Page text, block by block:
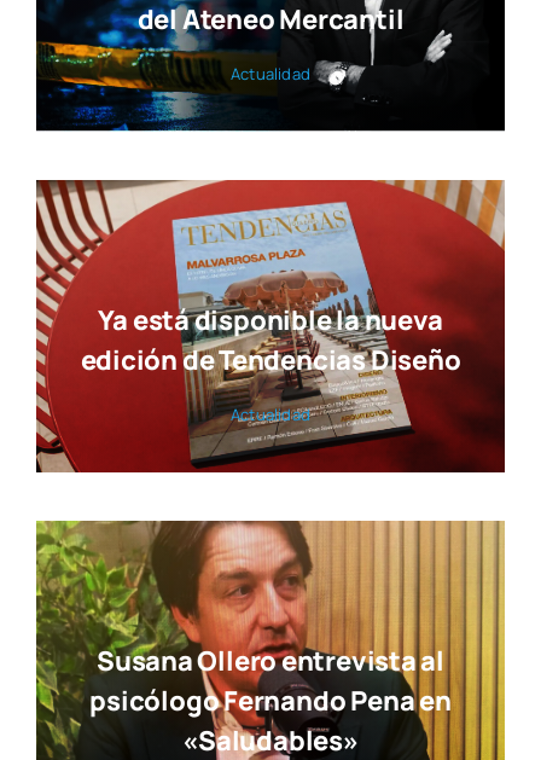
del Ateneo Mercantil
Actua­li­dad
Ya está disponible la nueva
edición de Tendencias Diseño
Actua­li­dad
Susana Ollero entrevista al
psicólogo Fernando Pena en
«Saludables»